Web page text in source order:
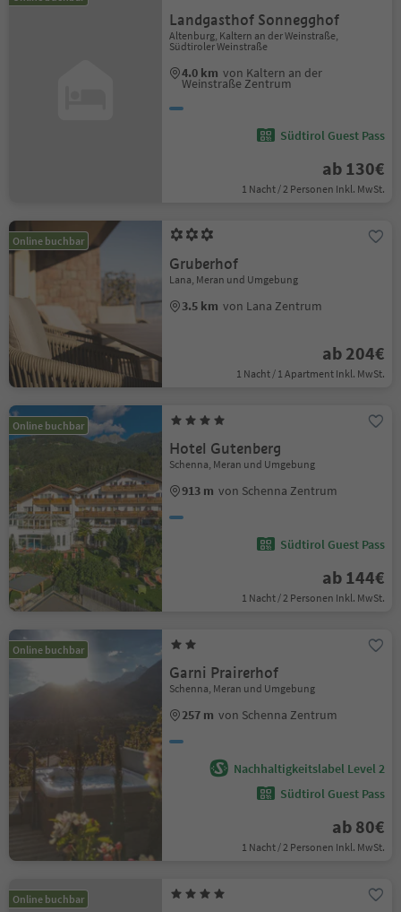
Landgasthof Sonnegghof
Altenburg, Kaltern an der Weinstraße,
Südtiroler Weinstraße
4.0 km von Kaltern an der
Weinstraße Zentrum
Südtirol Guest Pass
ab 130€
1 Nacht / 2 Personen Inkl. MwSt.
Online buchbar
Gruberhof
Lana, Meran und Umgebung
3.5 km von Lana Zentrum
ab 204€
1 Nacht / 1 Apartment Inkl. MwSt.
Online buchbar
Hotel Gutenberg
Schenna, Meran und Umgebung
913 m von Schenna Zentrum
Südtirol Guest Pass
ab 144€
1 Nacht / 2 Personen Inkl. MwSt.
Online buchbar
Garni Prairerhof
Schenna, Meran und Umgebung
257 m von Schenna Zentrum
Nachhaltigkeitslabel Level 2
Südtirol Guest Pass
ab 80€
1 Nacht / 2 Personen Inkl. MwSt.
Online buchbar